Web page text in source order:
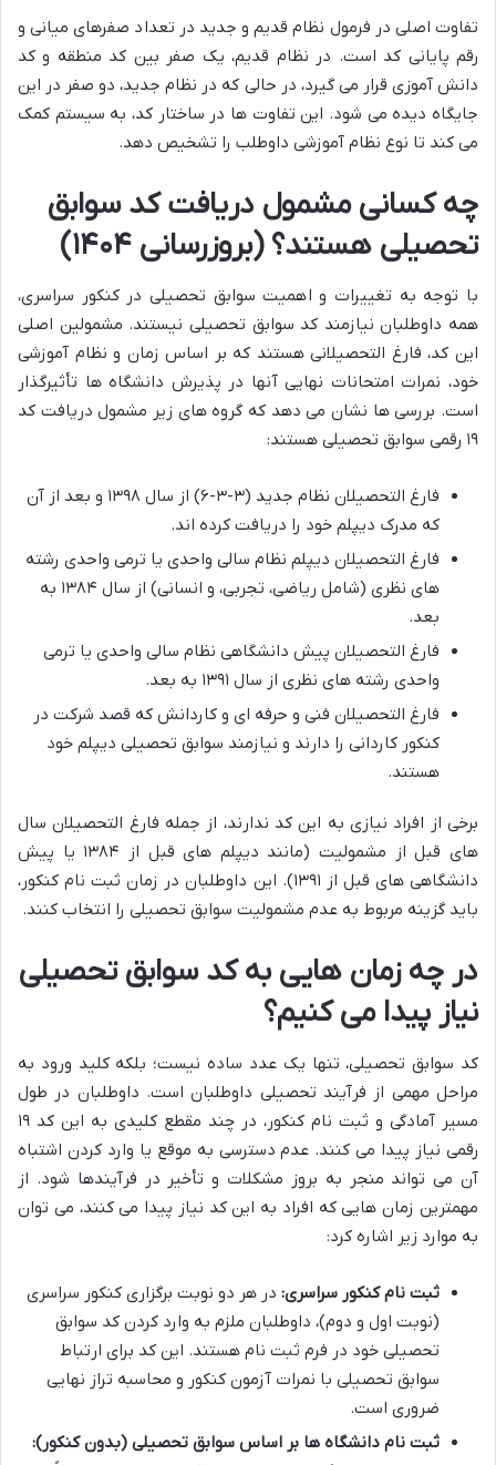
تفاوت اصلی در فرمول نظام قدیم و جدید در تعداد صفرهای میانی و
رقم پایانی کد است. در نظام قدیم، یک صفر بین کد منطقه و کد
دانش آموزی قرار می گیرد، در حالی که در نظام جدید، دو صفر در این
جایگاه دیده می شود. این تفاوت ها در ساختار کد، به سیستم کمک
می کند تا نوع نظام آموزشی داوطلب را تشخیص دهد.
چه کسانی مشمول دریافت کد سوابق
تحصیلی هستند؟ (بروزرسانی ۱۴۰۴)
با توجه به تغییرات و اهمیت سوابق تحصیلی در کنکور سراسری،
همه داوطلبان نیازمند کد سوابق تحصیلی نیستند. مشمولین اصلی
این کد، فارغ التحصیلانی هستند که بر اساس زمان و نظام آموزشی
خود، نمرات امتحانات نهایی آنها در پذیرش دانشگاه ها تأثیرگذار
است. بررسی ها نشان می دهد که گروه های زیر مشمول دریافت کد
۱۹ رقمی سوابق تحصیلی هستند:
فارغ التحصیلان نظام جدید (۳-۳-۶) از سال ۱۳۹۸ و بعد از آن
که مدرک دیپلم خود را دریافت کرده اند.
فارغ التحصیلان دیپلم نظام سالی واحدی یا ترمی واحدی رشته
های نظری (شامل ریاضی، تجربی، و انسانی) از سال ۱۳۸۴ به
بعد.
فارغ التحصیلان پیش دانشگاهی نظام سالی واحدی یا ترمی
واحدی رشته های نظری از سال ۱۳۹۱ به بعد.
فارغ التحصیلان فنی و حرفه ای و کاردانش که قصد شرکت در
کنکور کاردانی را دارند و نیازمند سوابق تحصیلی دیپلم خود
هستند.
برخی از افراد نیازی به این کد ندارند، از جمله فارغ التحصیلان سال
های قبل از مشمولیت (مانند دیپلم های قبل از ۱۳۸۴ یا پیش
دانشگاهی های قبل از ۱۳۹۱). این داوطلبان در زمان ثبت نام کنکور،
باید گزینه مربوط به عدم مشمولیت سوابق تحصیلی را انتخاب کنند.
در چه زمان هایی به کد سوابق تحصیلی
نیاز پیدا می کنیم؟
کد سوابق تحصیلی، تنها یک عدد ساده نیست؛ بلکه کلید ورود به
مراحل مهمی از فرآیند تحصیلی داوطلبان است. داوطلبان در طول
مسیر آمادگی و ثبت نام کنکور، در چند مقطع کلیدی به این کد ۱۹
رقمی نیاز پیدا می کنند. عدم دسترسی به موقع یا وارد کردن اشتباه
آن می تواند منجر به بروز مشکلات و تأخیر در فرآیندها شود. از
مهمترین زمان هایی که افراد به این کد نیاز پیدا می کنند، می توان
به موارد زیر اشاره کرد:
ثبت نام کنکور سراسری: در هر دو نوبت برگزاری کنکور سراسری
(نوبت اول و دوم)، داوطلبان ملزم به وارد کردن کد سوابق
تحصیلی خود در فرم ثبت نام هستند. این کد برای ارتباط
سوابق تحصیلی با نمرات آزمون کنکور و محاسبه تراز نهایی
ضروری است.
ثبت نام دانشگاه ها بر اساس سوابق تحصیلی (بدون کنکور):